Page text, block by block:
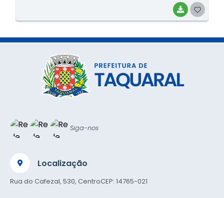
BAIXAR
Siga-nos
Localização
Rua do Cafezal, 530, CentroCEP: 14765-021